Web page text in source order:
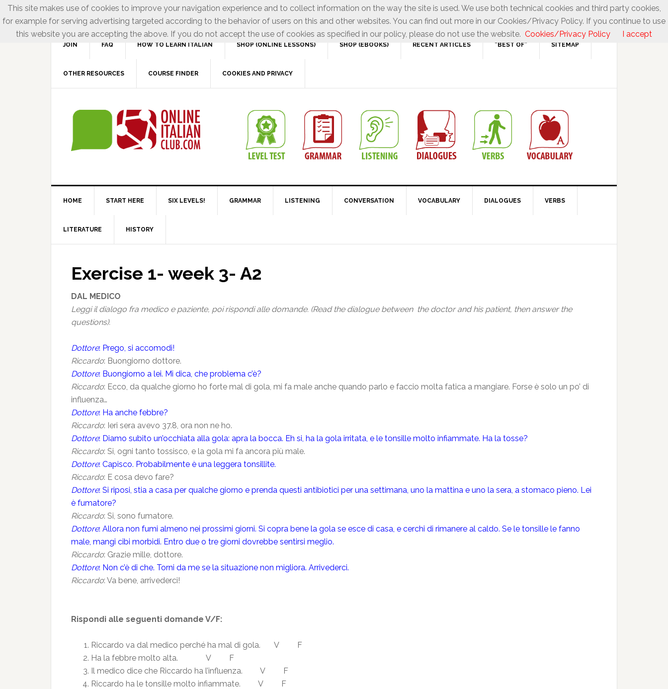
JOIN FAQ HOW TO LEARN ITALIAN SHOP (ONLINE LESSONS) SHOP (EBOOKS) RECENT ARTICLES “BEST OF” SITEMAP
OTHER RESOURCES COURSE FINDER COOKIES AND PRIVACY
HOME START HERE SIX LEVELS! GRAMMAR LISTENING CONVERSATION VOCABULARY DIALOGUES VERBS
LITERATURE HISTORY
Exercise 1- week 3- A2
DAL MEDICO
Leggi il dialogo fra medico e paziente, poi rispondi alle domande. (Read the dialogue between the doctor and his patient, then answer the
questions).
Dottore: Prego, si accomodi!
Riccardo: Buongiorno dottore.
Dottore: Buongiorno a lei. Mi dica, che problema c’è?
Riccardo: Ecco, da qualche giorno ho forte mal di gola, mi fa male anche quando parlo e faccio molta fatica a mangiare. Forse è solo un po’ di
influenza…
Dottore: Ha anche febbre?
Riccardo: Ieri sera avevo 37.8, ora non ne ho.
Dottore: Diamo subito un’occhiata alla gola: apra la bocca. Eh si, ha la gola irritata, e le tonsille molto infiammate. Ha la tosse?
Riccardo: Si, ogni tanto tossisco, e la gola mi fa ancora più male.
Dottore: Capisco. Probabilmente è una leggera tonsillite.
Riccardo: E cosa devo fare?
Dottore: Si riposi, stia a casa per qualche giorno e prenda questi antibiotici per una settimana, uno la mattina e uno la sera, a stomaco pieno. Lei
è fumatore?
Riccardo: Si, sono fumatore.
Dottore: Allora non fumi almeno nei prossimi giorni. Si copra bene la gola se esce di casa, e cerchi di rimanere al caldo. Se le tonsille le fanno
male, mangi cibi morbidi. Entro due o tre giorni dovrebbe sentirsi meglio.
Riccardo: Grazie mille, dottore.
Dottore: Non c’è di che. Torni da me se la situazione non migliora. Arrivederci.
Riccardo: Va bene, arrivederci!
Rispondi alle seguenti domande V/F:
Riccardo va dal medico perché ha mal di gola. V F
Ha la febbre molto alta. V F
Il medico dice che Riccardo ha l’influenza. V F
Riccardo ha le tonsille molto infiammate. V F
This site makes use of cookies to improve your navigation experience and to collect information on the way the site is used. We use both technical cookies and third party cookies,
for example for serving advertising targeted according to the behavior of users on this and other websites. You can find out more in our Cookies/Privacy Policy. If you continue to use
this website you are accepting the above. If you do not accept the use of cookies as specified in our policy, please do not use the website. Cookies/Privacy Policy I accept